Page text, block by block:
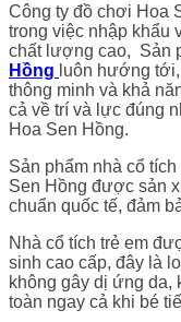
Công ty đồ chơi Hoa
trong việc nhập khẩu
chất lượng cao, Sản
Hồng luôn hướng
thông minh và khả
cả về trí và lực đúng
Hoa Sen Hồng.
Sản phẩm nhà cổ
Sen Hồng được sản
chuẩn quốc tế, đảm
Nhà cổ tích trẻ em
sinh cao cấp, đây là
không gây dị ứng da,
toàn ngay cả khi bé